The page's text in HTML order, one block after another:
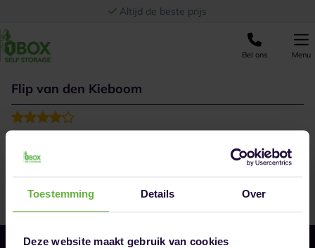
Toestemming Details Over
Deze website maakt gebruik van cookies
Altijd de beste prijs
Bel ons Menu
Flip van den Kieboom
nadeel is dat je bij de achterste boxen zelf voor
verlichting moet zorgen, omdat gangverlichting niet
voldoende is.